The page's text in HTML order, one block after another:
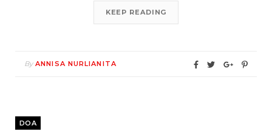
KEEP READING
By ANNISA NURLIANITA
DOA